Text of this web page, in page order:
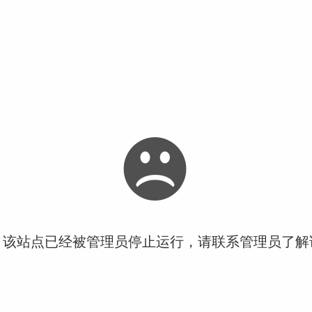
站点已经被管理员停止运行，请联系管理员了